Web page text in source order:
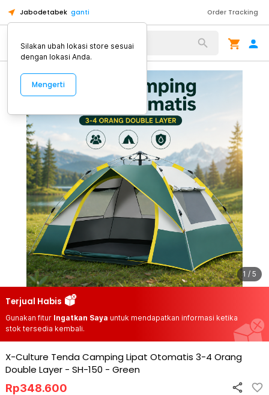
Jabodetabek ganti Order Tracking
Alat Kopi
1 / 5
Terjual Habis
Gunakan fitur Ingatkan Saya untuk mendapatkan informasi ketika
stok tersedia kembali.
X-Culture Tenda Camping Lipat Otomatis 3-4 Orang
Double Layer - SH-150 - Green
Rp348.600
Silakan ubah lokasi store sesuai
dengan lokasi Anda.
Mengerti